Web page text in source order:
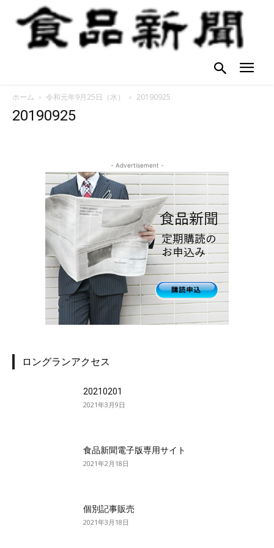
ホーム 令和元年9月25日（水） 20190925
20190925
- Advertisement -
ロングランアクセス
20210201
2021年3月9日
食品新聞電子版専用サイト
2021年2月18日
個別記事販売
2021年3月18日